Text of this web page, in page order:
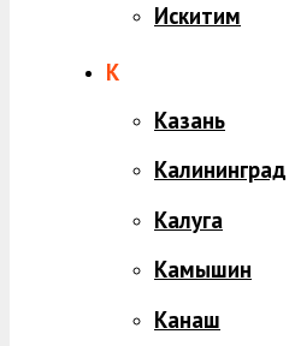
Искитим
К
Казань
Калининград
Калуга
Камышин
Канаш